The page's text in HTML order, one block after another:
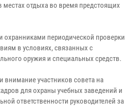
местах отдыха во время предстоящих
периодической проверки
в условиях, связанных с
оружия и специальных средств.
внимание участников совета на
для охраны учебных заведений и
ответственности руководителей за